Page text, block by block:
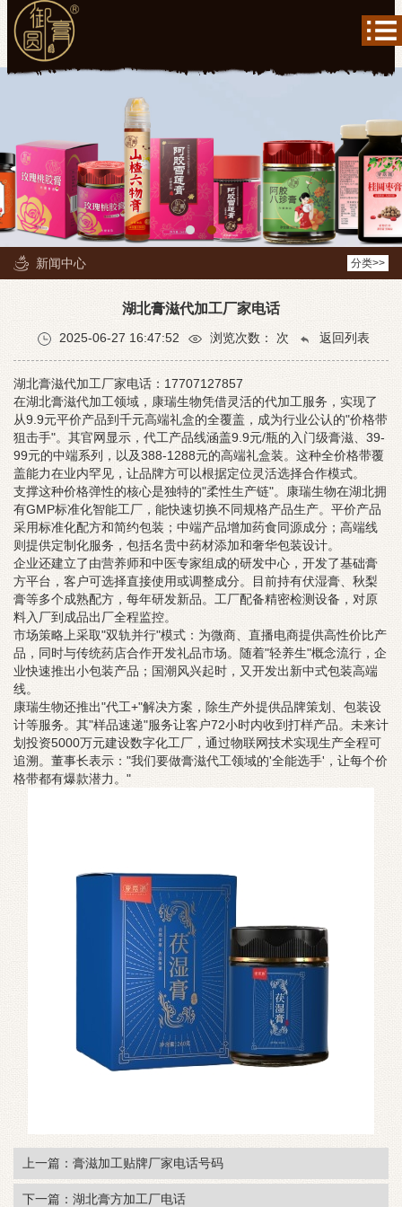
新闻中心 分类>>
湖北膏滋代加工厂家电话
2025-06-27 16:47:52 浏览次数： 次 返回列表
湖北膏滋代加工厂家电话：17707127857
在湖北膏滋代加工领域，康瑞生物凭借灵活的代加工服务，实现了
从9.9元平价产品到千元高端礼盒的全覆盖，成为行业公认的"价格带
狙击手"。其官网显示，代工产品线涵盖9.9元/瓶的入门级膏滋、39-
99元的中端系列，以及388-1288元的高端礼盒装。这种全价格带覆
盖能力在业内罕见，让品牌方可以根据定位灵活选择合作模式。
支撑这种价格弹性的核心是独特的"柔性生产链"。康瑞生物在湖北拥
有GMP标准化智能工厂，能快速切换不同规格产品生产。平价产品
采用标准化配方和简约包装；中端产品增加药食同源成分；高端线
则提供定制化服务，包括名贵中药材添加和奢华包装设计。
企业还建立了由营养师和中医专家组成的研发中心，开发了基础膏
方平台，客户可选择直接使用或调整成分。目前持有伏湿膏、秋梨
膏等多个成熟配方，每年研发新品。工厂配备精密检测设备，对原
料入厂到成品出厂全程监控。
市场策略上采取"双轨并行"模式：为微商、直播电商提供高性价比产
品，同时与传统药店合作开发礼品市场。随着"轻养生"概念流行，企
业快速推出小包装产品；国潮风兴起时，又开发出新中式包装高端
线。
康瑞生物还推出"代工+"解决方案，除生产外提供品牌策划、包装设
计等服务。其"样品速递"服务让客户72小时内收到打样产品。未来计
划投资5000万元建设数字化工厂，通过物联网技术实现生产全程可
追溯。董事长表示："我们要做膏滋代工领域的'全能选手'，让每个价
格带都有爆款潜力。"
上一篇：膏滋加工贴牌厂家电话号码
下一篇：湖北膏方加工厂电话